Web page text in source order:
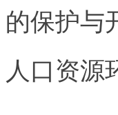
的保护与
人口资源